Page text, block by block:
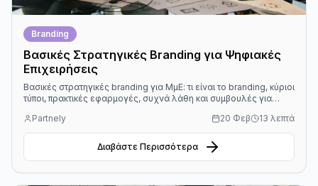
Branding
Βασικές Στρατηγικές Branding για Ψηφιακές
Επιχειρήσεις
Βασικές στρατηγικές branding για ΜμΕ: τι είναι το branding, κύριοι
τύποι, πρακτικές εφαρμογές, συχνά λάθη και συμβουλές για
Partnely
20 Φεβ 13 λεπτά
Διαβάστε Περισσότερα